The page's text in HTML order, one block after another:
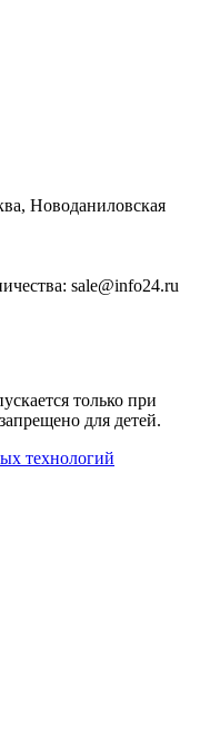
Новоданиловская
sale@info24.ru
только при
для детей.
технологий